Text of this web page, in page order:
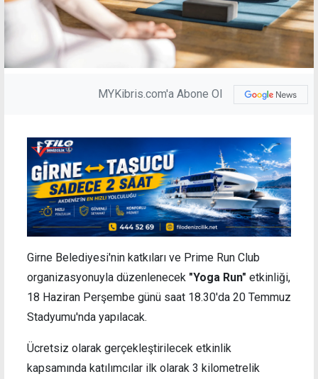
MYKibris.com'a Abone Ol
Girne Belediyesi'nin katkıları ve Prime Run Club
organizasyonuyla düzenlenecek "Yoga Run" etkinliği,
18 Haziran Perşembe günü saat 18.30'da 20 Temmuz
Stadyumu'nda yapılacak.
Ücretsiz olarak gerçekleştirilecek etkinlik
kapsamında katılımcılar ilk olarak 3 kilometrelik